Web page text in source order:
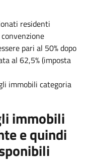
residenti
pari al 50% dopo
al 62,5% (imposta
immobili categoria
immobili
e quindi